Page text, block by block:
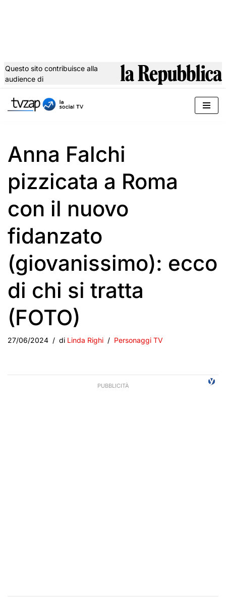
al
Questo sito contribuisce alla
audience di
Anna Falchi
pizzicata a Roma
con il nuovo
fidanzato
(giovanissimo): ecco
di chi si tratta
(FOTO)
27/06/2024 di Linda Righi Personaggi TV